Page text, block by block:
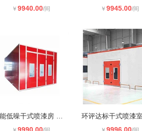
￥ 9940.00/间 ￥ 9945.00/间